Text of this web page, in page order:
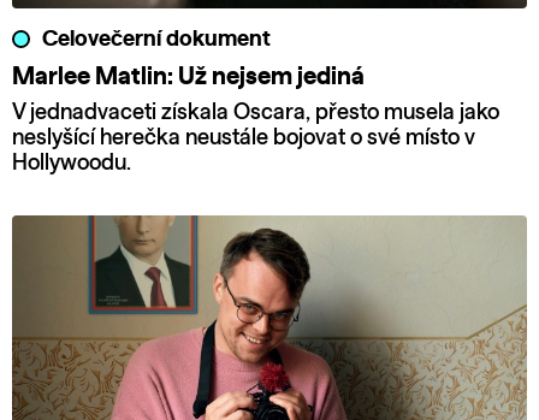
Celovečerní dokument
Marlee Matlin: Už nejsem jediná
V jednadvaceti získala Oscara, přesto musela jako
neslyšící herečka neustále bojovat o své místo v
Hollywoodu.